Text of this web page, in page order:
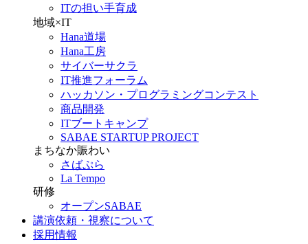
ITの担い手育成
地域×IT
Hana道場
Hana工房
サイバーサクラ
IT推進フォーラム
ハッカソン・プログラミングコンテスト
商品開発
ITブートキャンプ
SABAE STARTUP PROJECT
まちなか賑わい
さばぷら
La Tempo
研修
オープンSABAE
講演依頼・視察について
採用情報